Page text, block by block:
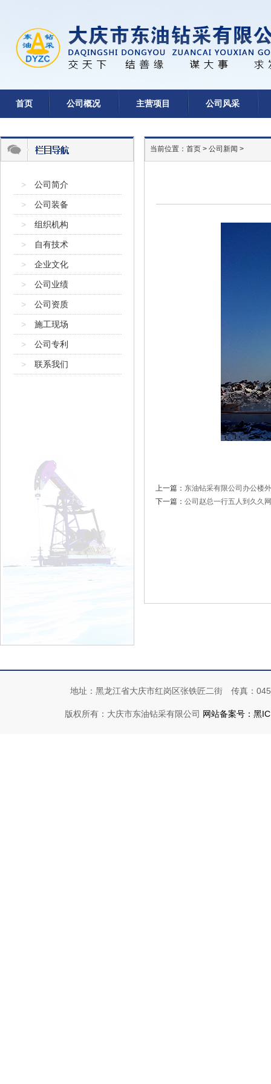
首页 公司概况 主营项目 公司风采
> 公司简介
> 公司装备
> 组织机构
> 自有技术
> 企业文化
> 公司业绩
> 公司资质
> 施工现场
> 公司专利
> 联系我们
当前位置： 首页 > 公司新闻 >
上一篇： 东油钻采有限公司办公楼
下一篇：公司赵总一行五人到久久
地址：黑龙江省大庆市红岗区张铁匠二街 传真：
版权所有：大庆市东油钻采有限公司 网站备案号：黑